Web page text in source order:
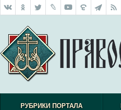
РУБРИКИ ПОРТАЛА